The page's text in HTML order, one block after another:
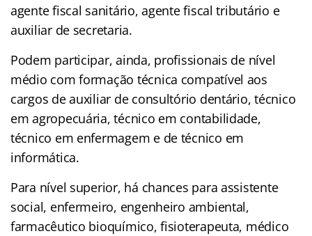
agente fiscal sanitário, agente fiscal tributário e
auxiliar de secretaria.
Podem participar, ainda, profissionais de nível
médio com formação técnica compatível aos
cargos de auxiliar de consultório dentário, técnico
em agropecuária, técnico em contabilidade,
técnico em enfermagem e de técnico em
informática.
Para nível superior, há chances para assistente
social, enfermeiro, engenheiro ambiental,
farmacêutico bioquímico, fisioterapeuta, médico